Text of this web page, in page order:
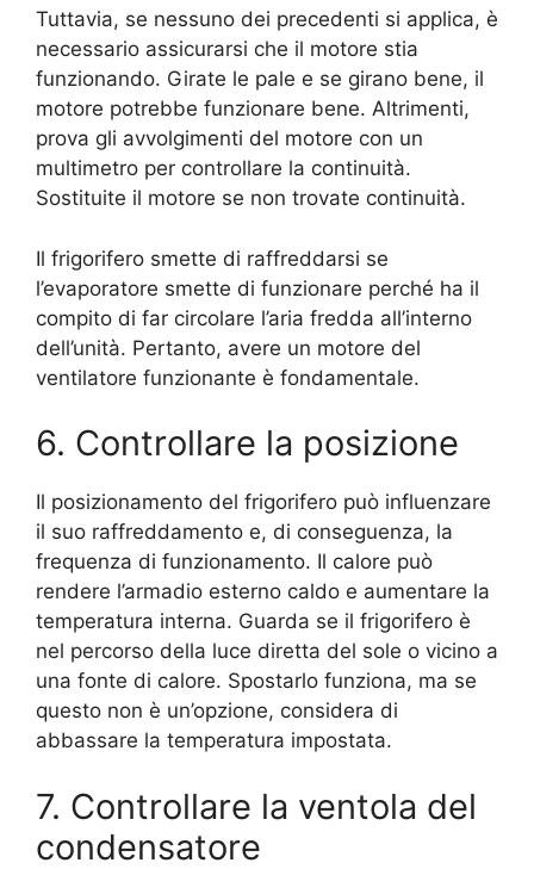
Tuttavia, se nessuno dei precedenti si applica, è
necessario assicurarsi che il motore stia
funzionando. Girate le pale e se girano bene, il
motore potrebbe funzionare bene. Altrimenti,
prova gli avvolgimenti del motore con un
multimetro per controllare la continuità.
Sostituite il motore se non trovate continuità.
Il frigorifero smette di raffreddarsi se
l’evaporatore smette di funzionare perché ha il
compito di far circolare l’aria fredda all’interno
dell’unità. Pertanto, avere un motore del
ventilatore funzionante è fondamentale.
6. Controllare la posizione
Il posizionamento del frigorifero può influenzare
il suo raffreddamento e, di conseguenza, la
frequenza di funzionamento. Il calore può
rendere l’armadio esterno caldo e aumentare la
temperatura interna. Guarda se il frigorifero è
nel percorso della luce diretta del sole o vicino a
una fonte di calore. Spostarlo funziona, ma se
questo non è un’opzione, considera di
abbassare la temperatura impostata.
7. Controllare la ventola del
condensatore